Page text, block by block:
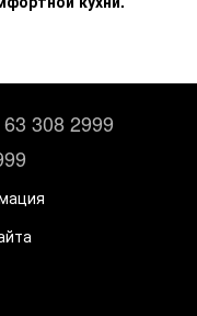
308 2999